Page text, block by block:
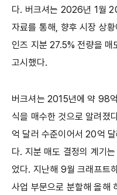
다. 버크셔는 2026년 1월
자료를 통해, 향후 시장 상
인즈 지분 27.5% 전량을 매
고시했다.
버크셔는 2015년에 약 98
식을 매수한 것으로 알려졌
억 달러 수준이어서 20억
다. 지분 매도 결정의 계기
었다. 지난해 9월 크래프트
사업 부문으로 분할해 올해